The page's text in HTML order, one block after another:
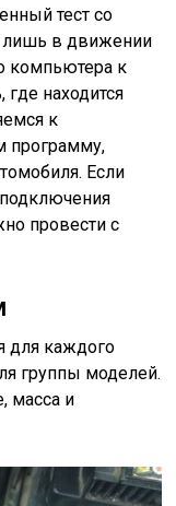
тест со
лишь в движении
компьютера к
где находится
к
программу,
Если
провести с
для каждого
группы моделей.
масса и